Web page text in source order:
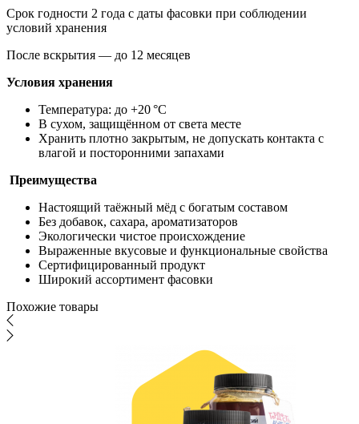
Срок годности 2 года с даты фасовки при соблюдении
условий хранения
После вскрытия — до 12 месяцев
Условия хранения
Температура: до +20 °C
В сухом, защищённом от света месте
Хранить плотно закрытым, не допускать контакта с
влагой и посторонними запахами
Преимущества
Настоящий таёжный мёд с богатым составом
Без добавок, сахара, ароматизаторов
Экологически чистое происхождение
Выраженные вкусовые и функциональные свойства
Сертифицированный продукт
Широкий ассортимент фасовки
Похожие товары